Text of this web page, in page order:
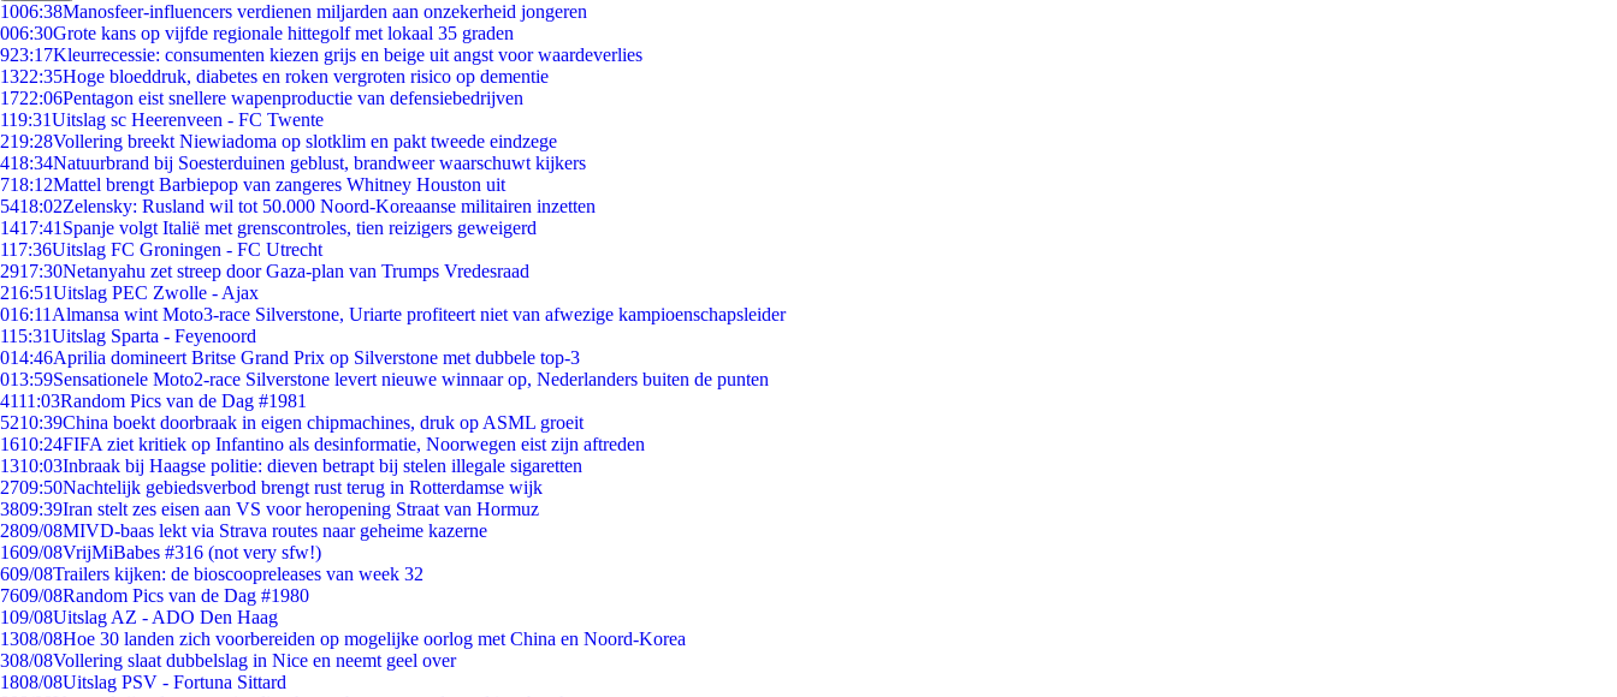
1006:38Manosfeer-influencers verdienen miljarden aan onzekerheid jongeren
006:30Grote kans op vijfde regionale hittegolf met lokaal 35 graden
923:17Kleurrecessie: consumenten kiezen grijs en beige uit angst voor waardeverlies
1322:35Hoge bloeddruk, diabetes en roken vergroten risico op dementie
1722:06Pentagon eist snellere wapenproductie van defensiebedrijven
119:31Uitslag sc Heerenveen - FC Twente
219:28Vollering breekt Niewiadoma op slotklim en pakt tweede eindzege
418:34Natuurbrand bij Soesterduinen geblust, brandweer waarschuwt kijkers
718:12Mattel brengt Barbiepop van zangeres Whitney Houston uit
5418:02Zelensky: Rusland wil tot 50.000 Noord-Koreaanse militairen inzetten
1417:41 Spanje volgt Italië met grenscontroles, tien reizigers geweigerd
117:36Uitslag FC Groningen - FC Utrecht
2917:30Netanyahu zet streep door Gaza-plan van Trumps Vredesraad
216:51Uitslag PEC Zwolle - Ajax
016:11 Almansa wint Moto3-race Silverstone, Uriarte profiteert niet van afwezige kampioenschapsleider
115:31Uitslag Sparta - Feyenoord
014:46Aprilia domineert Britse Grand Prix op Silverstone met dubbele top-3
013:59Sensationele Moto2-race Silverstone levert nieuwe winnaar op, Nederlanders buiten de punten
4111:03Random Pics van de Dag #1981
5210:39China boekt doorbraak in eigen chipmachines, druk op ASML groeit
1610:24FIFA ziet kritiek op Infantino als desinformatie, Noorwegen eist zijn aftreden
1310:03Inbraak bij Haagse politie: dieven betrapt bij stelen illegale sigaretten
2709:50Nachtelijk gebiedsverbod brengt rust terug in Rotterdamse wijk
3809:39Iran stelt zes eisen aan VS voor heropening Straat van Hormuz
2809/08MIVD-baas lekt via Strava routes naar geheime kazerne
1609/08VrijMiBabes #316 (not very sfw!)
609/08Trailers kijken: de bioscoopreleases van week 32
7609/08Random Pics van de Dag #1980
109/08Uitslag AZ - ADO Den Haag
1308/08Hoe 30 landen zich voorbereiden op mogelijke oorlog met China en Noord-Korea
308/08Vollering slaat dubbelslag in Nice en neemt geel over
1808/08Uitslag PSV - Fortuna Sittard